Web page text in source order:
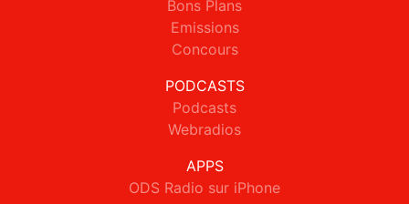
Bons Plans
Emissions
Concours
PODCASTS
Podcasts
Webradios
APPS
ODS Radio sur iPhone